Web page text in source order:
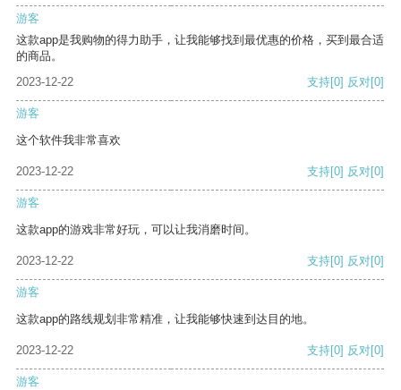
游客
这款app是我购物的得力助手，让我能够找到最优惠的价格，买到最合适
的商品。
2023-12-22
支持[0] 反对[0]
游客
这个软件我非常喜欢
2023-12-22 支持[0] 反对[0]
游客
这款app的游戏非常好玩，可以让我消磨时间。
2023-12-22 支持[0] 反对[0]
游客
这款app的路线规划非常精准，让我能够快速到达目的地。
2023-12-22 支持[0] 反对[0]
游客